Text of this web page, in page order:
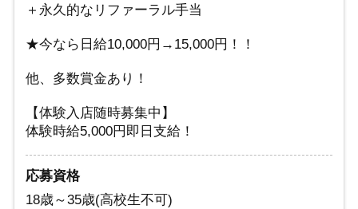
＋永久的なリファーラル手当
★今なら日給10,000円→15,000円！！
他、多数賞金あり！
【体験入店随時募集中】
体験時給5,000円即日支給！
応募資格
18歳～35歳(高校生不可)